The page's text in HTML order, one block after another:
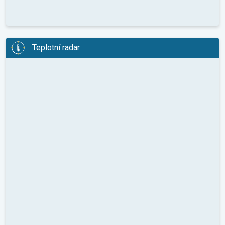
Teplotní radar